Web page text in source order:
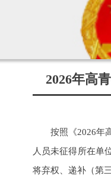
2026年高
按照《2026年
人员未征得所在单
将弃权、递补（第